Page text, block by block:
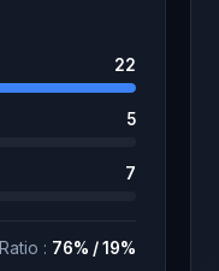
22
5
7
Ratio : 76% / 19%